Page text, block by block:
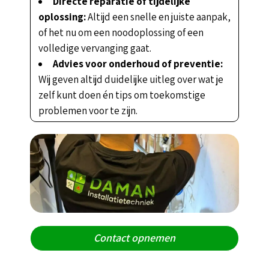
oplossing:Altijd een snelle en juiste aanpak,
of het nu om een noodoplossing of een
volledige vervanging gaat.
Advies voor onderhoud of preventie:
Wij geven altijd duidelijke uitleg over wat je
zelf kunt doen én tips om toekomstige
problemen voor te zijn.
Contact opnemen